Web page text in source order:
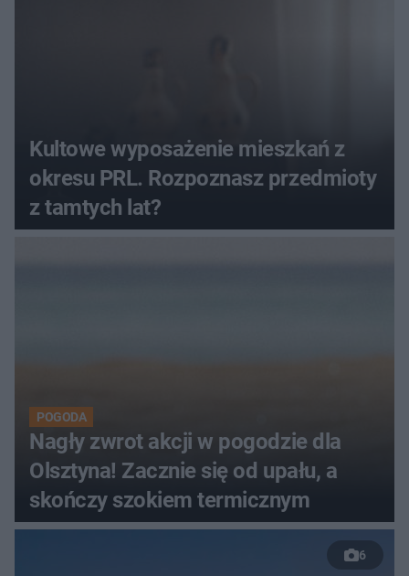
Kultowe wyposażenie mieszkań z
okresu PRL. Rozpoznasz przedmioty
z tamtych lat?
POGODA
Nagły zwrot akcji w pogodzie dla
Olsztyna! Zacznie się od upału, a
skończy szokiem termicznym
6